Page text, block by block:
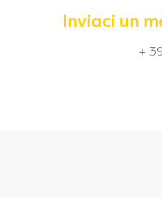
Inviaci un
+